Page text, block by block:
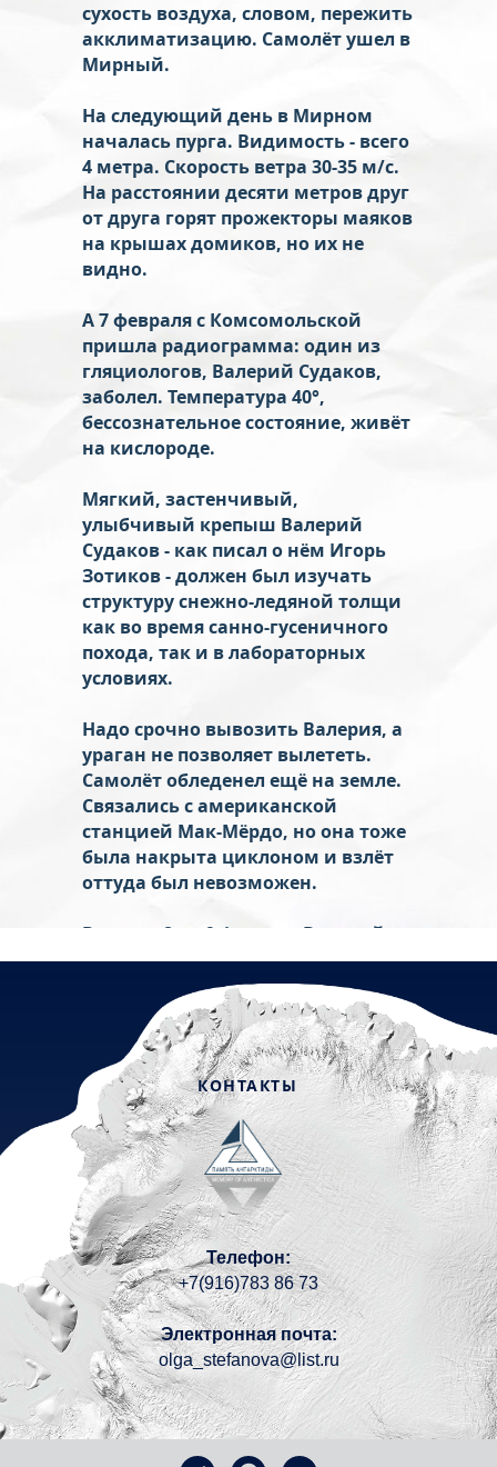
сухость воздуха, словом, пережить
акклиматизацию. Самолёт ушел в
Мирный.
На следующий день в Мирном
началась пурга. Видимость - всего
4 метра. Скорость ветра 30-35 м/с.
На расстоянии десяти метров друг
от друга горят прожекторы маяков
на крышах домиков, но их не
видно.
А 7 февраля с Комсомольской
пришла радиограмма: один из
гляциологов, Валерий Судаков,
заболел. Температура 40°,
бессознательное состояние, живёт
на кислороде.
Мягкий, застенчивый,
улыбчивый крепыш Валерий
Судаков - как писал о нём Игорь
Зотиков - должен был изучать
структуру снежно-ледяной толщи
как во время санно-гусеничного
похода, так и в лабораторных
условиях.
Надо срочно вывозить Валерия, а
ураган не позволяет вылететь.
Самолёт обледенел ещё на земле.
Связались с американской
станцией Мак-Мёрдо, но она тоже
была накрыта циклоном и взлёт
оттуда был невозможен.
В ночь с 8 на 9 февраля Валерий
Судаков скончался. А утром
десятого не было ни следа пурги –
солнце светило на голубом небе.
Ли-2 вылетел на Комсомольскую,
чуть не разбившись при взлёте на
застругах после пурги, и к вечеру
вернулся в Мирный с телом
полярника.
КОНТАКТЫ
Телефон:
+7(916)783 86 73
Электронная почта:
olga_stefanova@list.ru